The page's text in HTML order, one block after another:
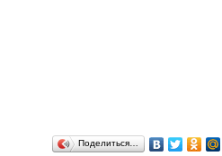
Поделиться…